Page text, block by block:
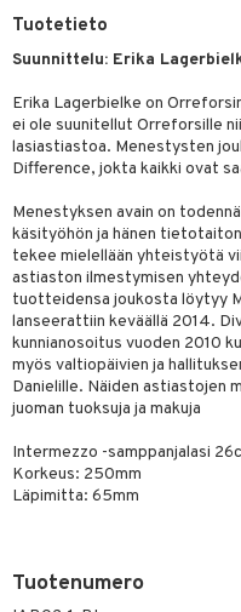
Tuotetieto
Suunnittelu: Erika
Erika Lagerbielke on
ei ole suunitellut Orreforsille
lasiastiastoa. Menestysten
Difference, jokta kaikki ovat
Menestyksen avain on
käsityöhön ja hänen
tekee mielellään yhteistyötä
astiaston ilmestymisen
tuotteidensa joukosta löytyy
lanseerattiin keväällä 2014.
kunnianosoitus vuoden 2010
myös valtiopäivien ja
Danielille. Näiden astiastojen
juoman tuoksuja ja makuja
Intermezzo -samppanjalasi
Korkeus: 250mm
Läpimitta: 65mm
Tuotenumero
säilytys
tekstiilit
& Tyynyliinat
& Peitot
& Koukut
& Korit
& Veistokset
Art
& Lyhdyt
& Hyllyt
& Koukut
& Korit
tekstiilit
tekstiilit
tekstiilit
& Tyynyliinat
ruokinta
& Lyhdyt
& vastauksia